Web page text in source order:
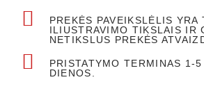
PREKĖS PAVEIKSLĖLIS YRA
ILIUSTRAVIMO TIKSLAIS IR
NETIKSLUS PREKĖS
PRISTATYMO TERMINAS 1-5
DIENOS.